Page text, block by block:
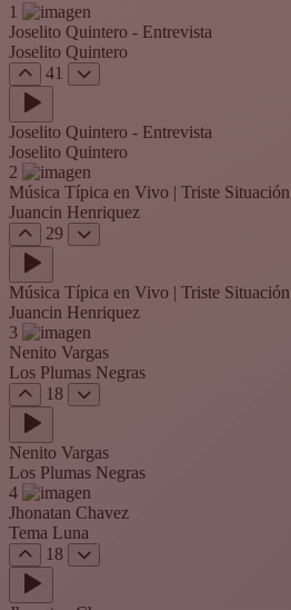
1
Joselito Quintero - Entrevista
Joselito Quintero
41
Joselito Quintero - Entrevista
Joselito Quintero
2
Música Típica en Vivo | Triste Situación
Juancin Henriquez
29
Música Típica en Vivo | Triste Situación
Juancin Henriquez
3
Nenito Vargas
Los Plumas Negras
18
Nenito Vargas
Los Plumas Negras
4
Jhonatan Chavez
Tema Luna
18